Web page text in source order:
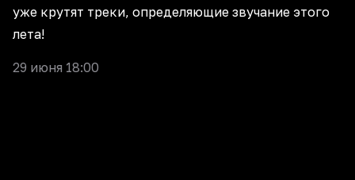
уже крутят треки, определяющие звучание этого
лета!
29 июня 18:00